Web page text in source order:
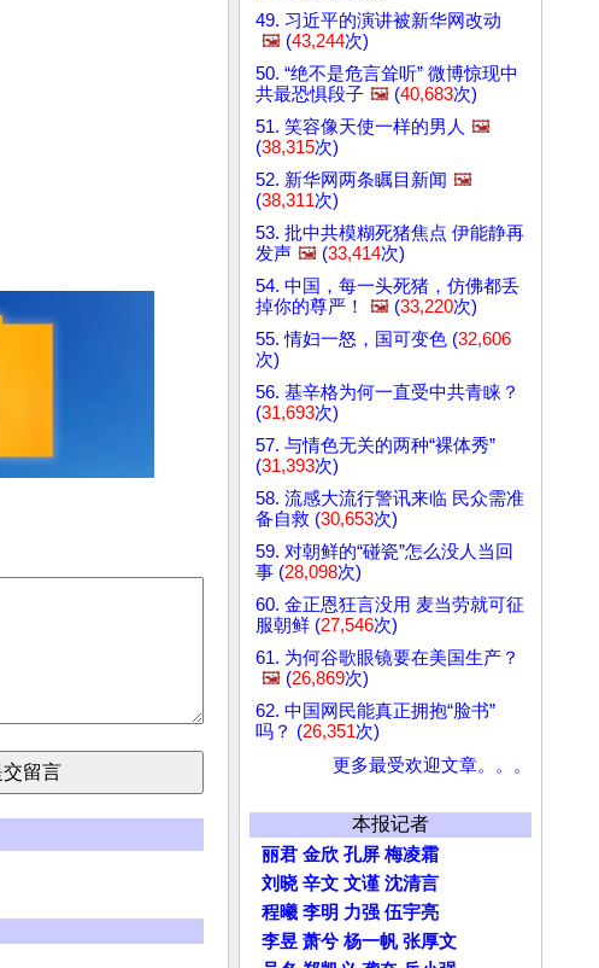
49. 习近平的演讲被新华网改动
🖼️ (43,244次)
50. “绝不是危言耸听” 微博惊现中
共最恐惧段子 🖼️ (40,683次)
51. 笑容像天使一样的男人 🖼️
(38,315次)
52. 新华网两条瞩目新闻 🖼️
(38,311次)
53. 批中共模糊死猪焦点 伊能静再
发声 🖼️ (33,414次)
54. 中国，每一头死猪，仿佛都丢
掉你的尊严！
🖼️ (33,220次)
55. 情妇一怒，国可变色 (32,606
次)
56. 基辛格为何一直受中共青睐？
(31,693次)
57. 与情色无关的两种“裸体秀”
(31,393次)
58. 流感大流行警讯来临 民众需准
备自救 (30,653次)
59. 对朝鲜的“碰瓷”怎么没人当回
事 (28,098次)
60. 金正恩狂言没用 麦当劳就可征
服朝鲜 (27,546次)
61. 为何谷歌眼镜要在美国生产？
🖼️ (26,869次)
62. 中国网民能真正拥抱“脸书”
吗？ (26,351次)
更多最受欢迎文章。。。
本报记者
丽君 金欣 孔屏 梅凌霜
刘晓 辛文 文谨 沈清言
程曦 李明 力强 伍宇亮
李昱 萧兮 杨一帆 张厚文